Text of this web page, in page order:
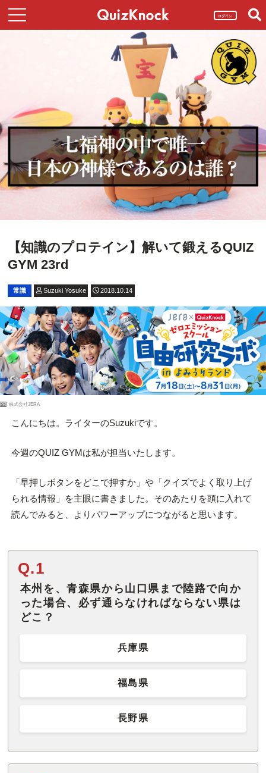
ログイン
【知識のプロテイン】解いて鍛えるQUIZ
GYM 23rd
常識 Suzuki Yosuke 2018.10.14
PR 株式会社JERA
こんにちは。ライターのSuzukiです。
今週のQUIZ GYMは私が担当いたします。
「早押しボタンをどこで押すか」や「クイズでよく取り上げ
られる情報」を主眼に書きました。そのあたりを頭に入れて
読んでみると、よりパワーアップにつながると思います。
Q.1
本州を、青森県から山口県まで陸路で向か
った場合、必ず通らなければならない県は
どこ？
兵庫県
福島県
長野県